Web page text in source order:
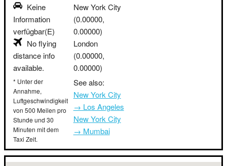
Keine
Information
verfügbar(E)
No flying
distance info
available.
* Unter der
Annahme,
Luftgeschwindigkeit
von 500 Meilen pro
Stunde und 30
Minuten mit dem
Taxi Zeit.
New York City
(0.00000,
0.00000)
London
(0.00000,
0.00000)
See also:
New York City
→ Los Angeles
New York City
→ Mumbai